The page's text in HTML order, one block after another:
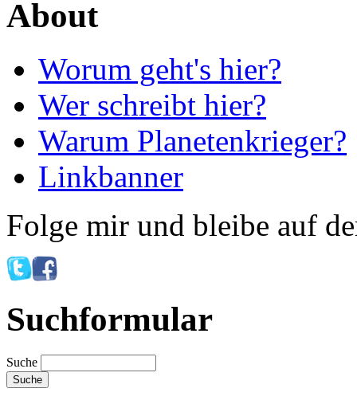
About
Worum geht's hier?
Wer schreibt hier?
Warum Planetenkrieger?
Linkbanner
Folge mir und bleibe auf
Suchformular
Suche